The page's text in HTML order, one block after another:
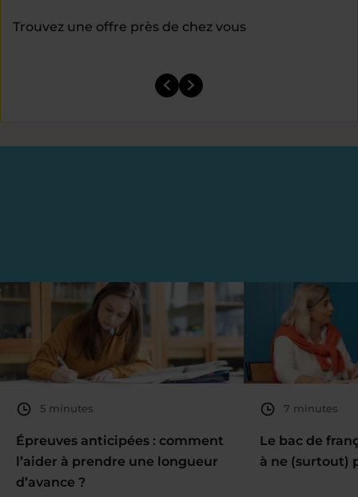
Trouvez une offre près de chez vous
5 minutes
Épreuves anticipées : comment
l’aider à prendre une longueur
d’avance ?
7 minutes
Le bac de
à ne (surtout)